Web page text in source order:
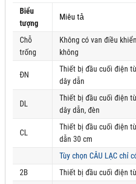
Biểu
tượng
Miêu tả
Chỗ
trống
Không có van điều
không
ĐN
Thiết bị đầu cuối điện
dây dẫn
DL
Thiết bị đầu cuối điện
dây dẫn, đèn
CL
Thiết bị đầu cuối điện
dẫn 30 cm
Tùy chọn CÂU LẠC chỉ
2B
Thiết bị đầu cuối điện